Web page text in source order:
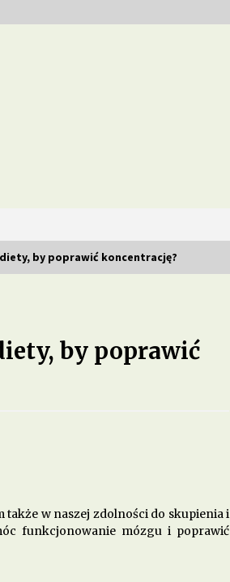
pełnoziarnistych?
1 miesiąc ago
by poprawić koncentrację?
by poprawić
w naszej zdolności do skupienia i
funkcjonowanie mózgu i poprawić